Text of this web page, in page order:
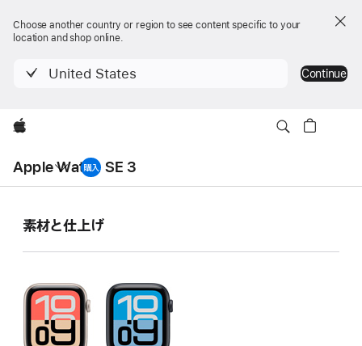
Choose another country or region to see content specific to your
location and shop online.
United States Continue
Apple
Apple Watch SE 3
ナ
Apple Watch SE 3を
購入
SE 3
の
仕
様
素 材 と 仕 上 げ